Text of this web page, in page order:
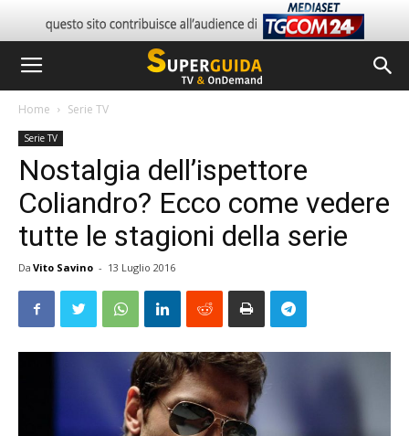
Home Serie TV
Serie TV
Nostalgia dell’ispettore
Coliandro? Ecco come vedere
tutte le stagioni della serie
Da Vito Savino - 13 Luglio 2016